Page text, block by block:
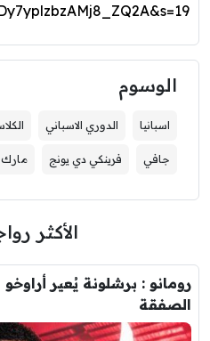
الوسوم
اسبانيا الدوري الاسباني
جافي فرينكي دي يونج مارك
الأكثر
رومانو : برشلونة يُعير
الصفقة